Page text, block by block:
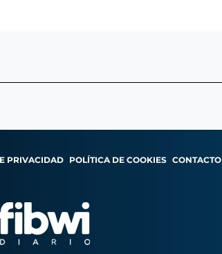
PRIVACIDAD POLÍTICA DE COOKIES CONTACTO